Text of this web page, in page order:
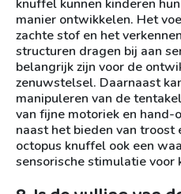
knuffel kunnen kinderen
manier ontwikkelen. Het
zachte stof en het
structuren dragen bij aan
belangrijk zijn voor de
zenuwstelsel. Daarnaast
manipuleren van de
van fijne motoriek en hand-
naast het bieden van troost
octopus knuffel ook een
sensorische stimulatie voor